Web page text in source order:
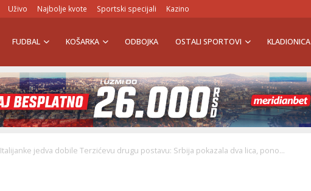
Uživo Najbolje kvote Sportski specijali Kazino
FUDBAL KOŠARKA ODBOJKA OSTALI SPORTOVI KLADIONICA
Italijanke jedva dobile Terzićevu drugu postavu: Srbija pokazala dva lica, pono...